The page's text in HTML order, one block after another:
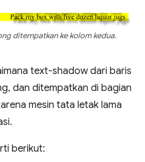
ditempatkan ke kolom kedua.
text-shadow dari baris
dan ditempatkan di bagian
mesin tata letak lama
berikut: